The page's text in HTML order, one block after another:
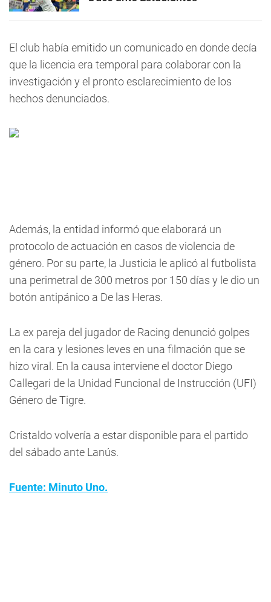
El club había emitido un comunicado en donde decía
que la licencia era temporal para colaborar con la
investigación y el pronto esclarecimiento de los
hechos denunciados.
Además, la entidad informó que elaborará un
protocolo de actuación en casos de violencia de
género. Por su parte, la Justicia le aplicó al futbolista
una perimetral de 300 metros por 150 días y le dio un
botón antipánico a De las Heras.
La ex pareja del jugador de Racing denunció golpes
en la cara y lesiones leves en una filmación que se
hizo viral. En la causa interviene el doctor Diego
Callegari de la Unidad Funcional de Instrucción (UFI)
Género de Tigre.
Cristaldo volvería a estar disponible para el partido
del sábado ante Lanús.
Fuente: Minuto Uno.